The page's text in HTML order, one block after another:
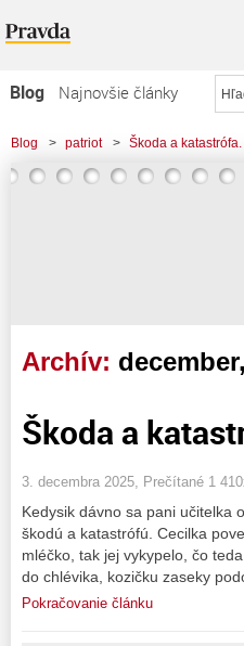
Blog
Najnovšie články
Najčítanejšie články
Najkomentovanejšie články
Blog > patriot > Škoda a katastrófa.
Archív:
Škoda a
3. decembra 2025, Prečítané 1
Kedysik dávno sa pani učitelka
škodú a katastrófú. Cecilka
mléčko, tak jej vykypelo, čo
do chlévika, kozičku zaseky
Pokračovanie článku